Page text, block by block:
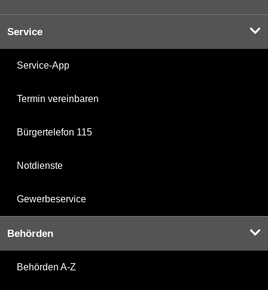
Service
Service-App
Termin vereinbaren
Bürgertelefon 115
Notdienste
Gewerbeservice
Behörden
Behörden A-Z